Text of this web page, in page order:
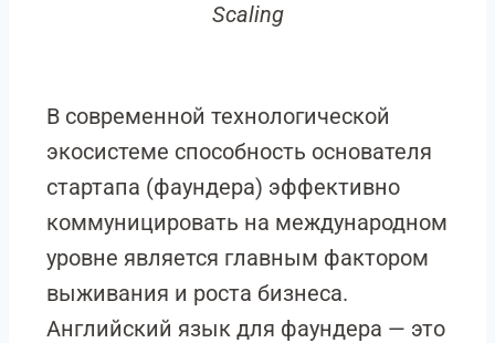
Scaling
В современной технологической
экосистеме способность основателя
стартапа (фаундера) эффективно
коммуницировать на международном
уровне является главным фактором
выживания и роста бизнеса.
Английский язык для фаундера — это